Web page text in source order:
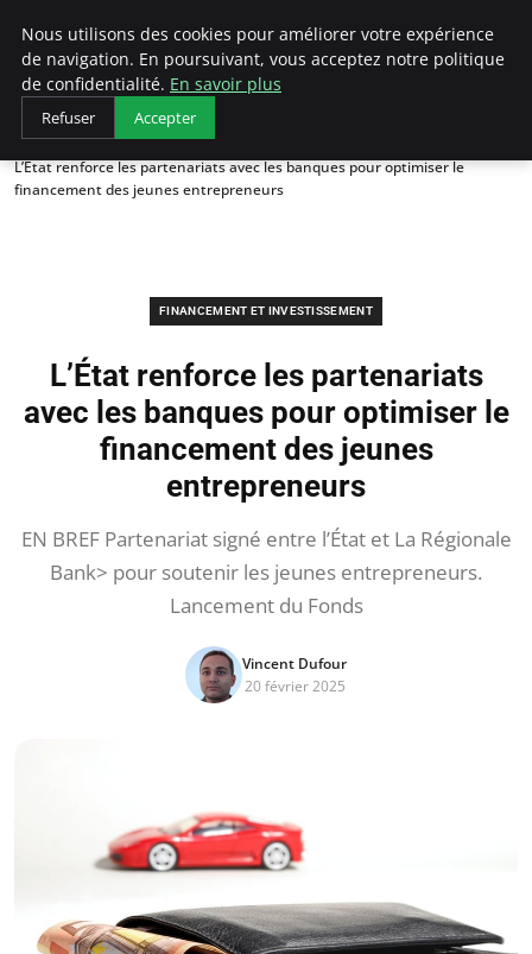
LECFCM
Accueil
Financement et investissement
L’État renforce les partenariats avec les banques pour optimiser le
financement des jeunes entrepreneurs
FINANCEMENT ET INVESTISSEMENT
L’État renforce les partenariats
avec les banques pour optimiser le
financement des jeunes
entrepreneurs
EN BREF Partenariat signé entre l’État et La Régionale
Bank> pour soutenir les jeunes entrepreneurs.
Lancement du Fonds
Vincent Dufour
20 février 2025
Nous utilisons des cookies pour améliorer votre expérience
de navigation. En poursuivant, vous acceptez notre politique
de confidentialité. En savoir plus
Refuser Accepter